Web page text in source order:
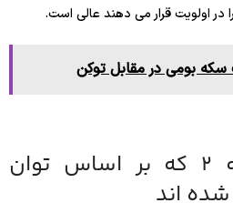
در اولویت قرار می دهند عالی است.
سکه بومی در مقابل توکن
10 شبکه برتر لایه 2 که بر اساس توان
شده اند